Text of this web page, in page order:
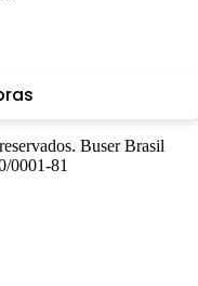
Buser Brasil
0001-81